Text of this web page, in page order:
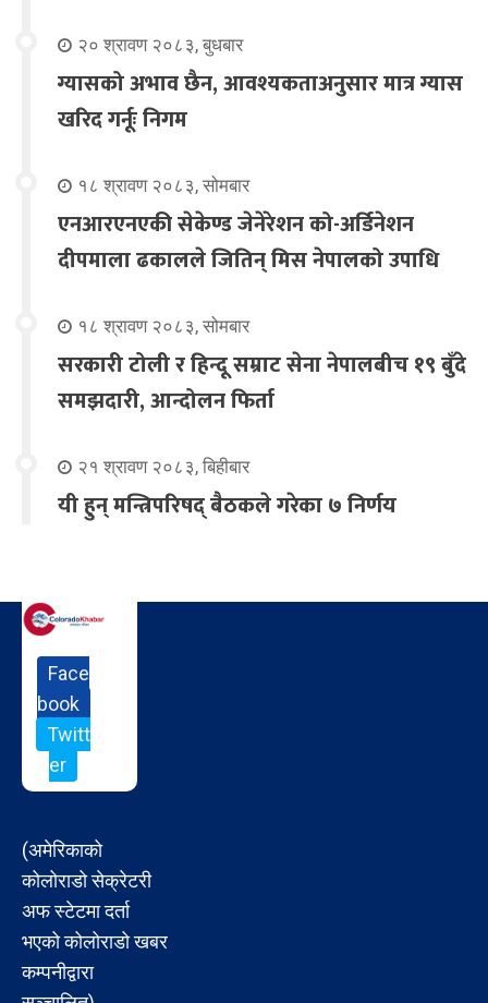
२० श्रावण २०८३, बुधबार
ग्यासको अभाव छैन, आवश्यकताअनुसार मात्र ग्यास
खरिद गर्नूः निगम
१८ श्रावण २०८३, सोमबार
एनआरएनएकी सेकेण्ड जेनेरेशन को-अर्डिनेशन
दीपमाला ढकालले जितिन् मिस नेपालको उपाधि
१८ श्रावण २०८३, सोमबार
सरकारी टोली र हिन्दू सम्राट सेना नेपालबीच १९ बुँदे
समझदारी, आन्दोलन फिर्ता
२१ श्रावण २०८३, बिहीबार
यी हुन् मन्त्रिपरिषद् बैठकले गरेका ७ निर्णय
Face
book
Twitt
er
(अमेरिकाको
कोलोराडो सेक्रेटरी
अफ स्टेटमा दर्ता
भएको कोलोराडो खबर
कम्पनीद्वारा